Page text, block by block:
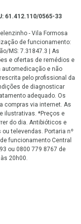
61.412.110/0565-33
- Vila Formosa
de funcionamento:
MS: 7.31847.3 | As
e ofertas de remédios e
e não
pelo profissional da
de diagnosticar
adequado. Os
compras via internet. As
ilustrativas. *Preços e
do dia. Antibióticos e
televendas. Portaria nº
funcionamento Central
ou 0800 779 8767 de
20h00.